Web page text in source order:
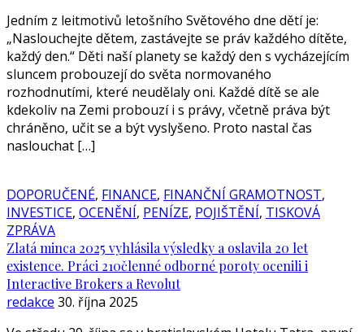
Jedním z leitmotivů letošního Světového dne dětí je:
„Naslouchejte dětem, zastávejte se práv každého dítěte,
každý den.“ Děti naší planety se každý den s vycházejícím
sluncem probouzejí do světa normovaného
rozhodnutími, které neudělaly oni. Každé dítě se ale
kdekoliv na Zemi probouzí i s právy, včetně práva být
chráněno, učit se a být vyslyšeno. Proto nastal čas
naslouchat […]
DOPORUČENÉ, FINANCE, FINANČNÍ GRAMOTNOST,
INVESTICE, OCENĚNÍ, PENÍZE, POJIŠTĚNÍ, TISKOVÁ
ZPRÁVA
Zlatá minca 2025 vyhlásila výsledky a oslavila 20 let
existence. Práci 210členné odborné poroty ocenili i
Interactive Brokers a Revolut
redakce 30. října 2025